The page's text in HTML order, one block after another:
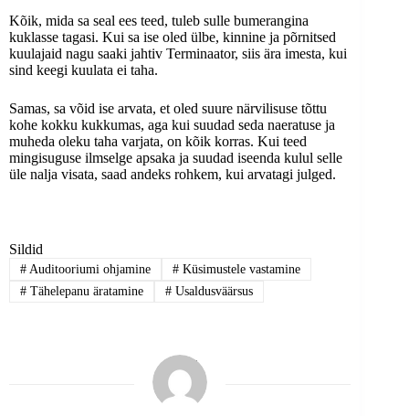
Kõik, mida sa seal ees teed, tuleb sulle bumerangina
kuklasse tagasi. Kui sa ise oled ülbe, kinnine ja põrnitsed
kuulajaid nagu saaki jahtiv Terminaator, siis ära imesta, kui
sind keegi kuulata ei taha.
Samas, sa võid ise arvata, et oled suure närvilisuse tõttu
kohe kokku kukkumas, aga kui suudad seda naeratuse ja
muheda oleku taha varjata, on kõik korras. Kui teed
mingisuguse ilmselge apsaka ja suudad iseenda kulul selle
üle nalja visata, saad andeks rohkem, kui arvatagi julged.
Sildid
#Auditooriumi ohjamine #Küsimustele vastamine
#Tähelepanu äratamine #Usaldusväärsus